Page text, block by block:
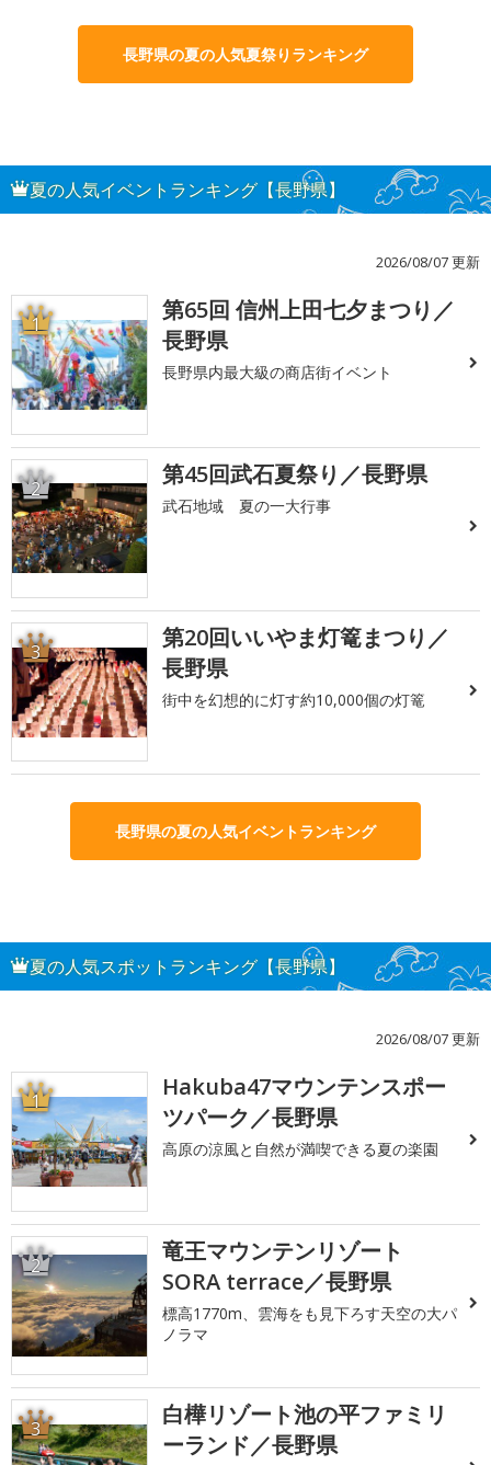
長野県の夏の人気夏祭りランキング
夏の人気イベントランキング【長野県】
2026/08/07 更新
1
第65回 信州上田七夕まつり／
長野県
長野県内最大級の商店街イベント
2 第45回武石夏祭り／長野県
武石地域 夏の一大行事
3
第20回いいやま灯篭まつり／
長野県
街中を幻想的に灯す約10,000個の灯篭
長野県の夏の人気イベントランキング
夏の人気スポットランキング【長野県】
2026/08/07 更新
1
Hakuba47マウンテンスポー
ツパーク／長野県
高原の涼風と自然が満喫できる夏の楽園
2
竜王マウンテンリゾート
SORA terrace／長野県
標高1770m、雲海をも見下ろす天空の大パ
ノラマ
3
白樺リゾート池の平ファミリ
ーランド／長野県